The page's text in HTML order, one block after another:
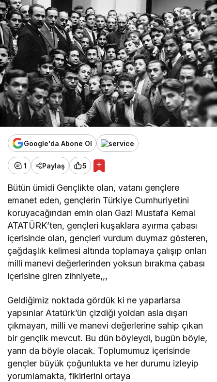
Google'da Abone Ol
1 Paylaş 5
Bütün ümidi Gençlikte olan, vatanı gençlere
emanet eden, gençlerin Türkiye Cumhuriyetini
koruyacağından emin olan Gazi Mustafa Kemal
ATATÜRK’ten, gençleri kuşaklara ayırma çabası
içerisinde olan, gençleri vurdum duymaz gösteren,
çağdaşlık kelimesi altında toplamaya çalışıp onları
milli manevi değerlerinden yoksun bırakma çabası
içerisine giren zihniyete,,,
Geldiğimiz noktada gördük ki ne yaparlarsa
yapsınlar Atatürk’ün çizdiği yoldan asla dışarı
çıkmayan, milli ve manevi değerlerine sahip çıkan
bir gençlik mevcut. Bu dün böyleydi, bugün böyle,
yarın da böyle olacak. Toplumumuz içerisinde
gençler büyük çoğunlukta ve her durumu izleyip
yorumlamakta, fikirlerini ortaya